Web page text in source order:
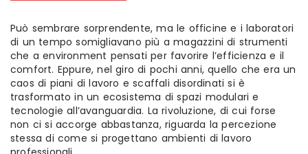
Può sembrare sorprendente, ma le officine e i laboratori
di un tempo somigliavano più a magazzini di strumenti
che a environment pensati per favorire l’efficienza e il
comfort. Eppure, nel giro di pochi anni, quello che era un
caos di piani di lavoro e scaffali disordinati si è
trasformato in un ecosistema di spazi modulari e
tecnologie all’avanguardia. La rivoluzione, di cui forse
non ci si accorge abbastanza, riguarda la percezione
stessa di come si progettano ambienti di lavoro